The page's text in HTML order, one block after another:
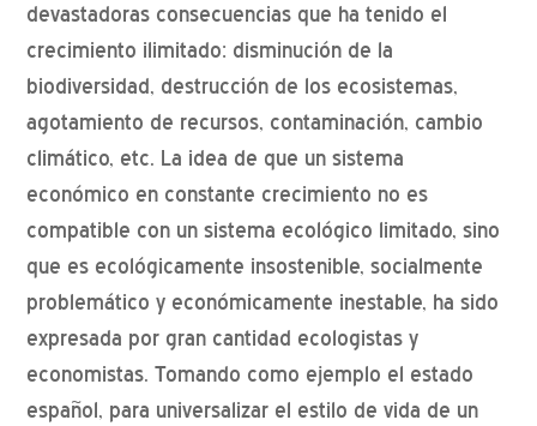
devastadoras consecuencias que ha tenido el
crecimiento ilimitado: disminución de la
biodiversidad, destrucción de los ecosistemas,
agotamiento de recursos, contaminación, cambio
climático, etc. La idea de que un sistema
económico en constante crecimiento no es
compatible con un sistema ecológico limitado, sino
que es ecológicamente insostenible, socialmente
problemático y económicamente inestable, ha sido
expresada por gran cantidad ecologistas y
economistas. Tomando como ejemplo el estado
español, para universalizar el estilo de vida de un